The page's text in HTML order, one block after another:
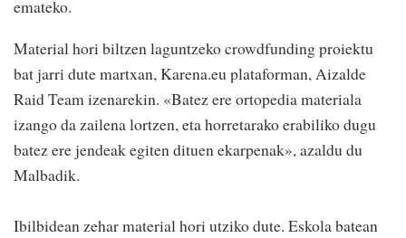
emateko.
Material hori biltzen laguntzeko crowdfunding proiektu
bat jarri dute martxan, Karena.eu plataforman, Aizalde
Raid Team izenarekin. «Batez ere ortopedia materiala
izango da zailena lortzen, eta horretarako erabiliko dugu
batez ere jendeak egiten dituen ekarpenak», azaldu du
Malbadik.
Ibilbidean zehar material hori utziko dute. Eskola batean